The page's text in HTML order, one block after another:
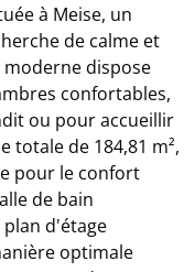
à Meise, un
de calme et
dispose
confortables,
ou pour accueillir
totale de 184,81 m²,
pour le confort
de bain
d'étage
optimale